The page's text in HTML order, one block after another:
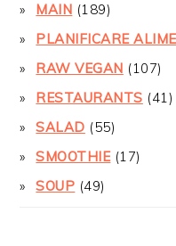
MAIN (189)
PLANIFICARE
RAW VEGAN (107)
RESTAURANTS (41)
SALAD (55)
SMOOTHIE(17)
SOUP (49)